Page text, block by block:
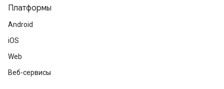
Платформы
Android
iOS
Web
Веб-сервисы